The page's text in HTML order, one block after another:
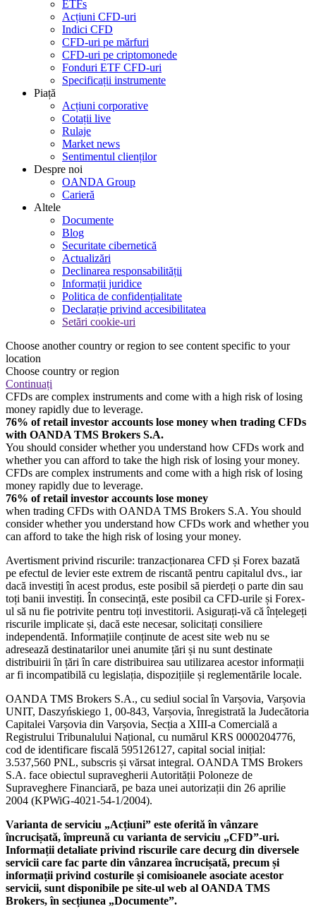
ETFs
Acțiuni CFD-uri
Indici CFD
CFD-uri pe mărfuri
CFD-uri pe criptomonede
Fonduri ETF CFD-uri
Specificații instrumente
Piață
Acțiuni corporative
Cotații live
Rulaje
Market news
Sentimentul clienților
Despre noi
OANDA Group
Carieră
Altele
Documente
Blog
Securitate cibernetică
Actualizări
Declinarea responsabilității
Informații juridice
Politica de confidențialitate
Declarație privind accesibilitatea
Setări cookie-uri
Choose another country or region to see content specific to your
location
Choose country or region
Continuați
CFDs are complex instruments and come with a high risk of losing
money rapidly due to leverage.
76% of retail investor accounts lose money when trading CFDs
with OANDA TMS Brokers S.A.
You should consider whether you understand how CFDs work and
whether you can afford to take the high risk of losing your money.
CFDs are complex instruments and come with a high risk of losing
money rapidly due to leverage.
76% of retail investor accounts lose money
when trading CFDs with OANDA TMS Brokers S.A. You should
consider whether you understand how CFDs work and whether you
can afford to take the high risk of losing your money.
Avertisment privind riscurile: tranzacționarea CFD și Forex bazată
pe efectul de levier este extrem de riscantă pentru capitalul dvs., iar
dacă investiți în acest produs, este posibil să pierdeți o parte din sau
toți banii investiți. În consecință, este posibil ca CFD-urile și Forex-
ul să nu fie potrivite pentru toți investitorii. Asigurați-vă că înțelegeți
riscurile implicate și, dacă este necesar, solicitați consiliere
independentă. Informațiile conținute de acest site web nu se
adresează destinatarilor unei anumite țări și nu sunt destinate
distribuirii în țări în care distribuirea sau utilizarea acestor informații
ar fi incompatibilă cu legislația, dispozițiile și reglementările locale.
OANDA TMS Brokers S.A., cu sediul social în Varșovia, Varșovia
UNIT, Daszyńskiego 1, 00-843, Varșovia, înregistrată la Judecătoria
Capitalei Varșovia din Varșovia, Secția a XIII-a Comercială a
Registrului Tribunalului Național, cu numărul KRS 0000204776,
cod de identificare fiscală 595126127, capital social inițial:
3.537,560 PNL, subscris și vărsat integral. OANDA TMS Brokers
S.A. face obiectul supravegherii Autorității Poloneze de
Supraveghere Financiară, pe baza unei autorizații din 26 aprilie
2004 (KPWiG-4021-54-1/2004).
Varianta de serviciu „Acțiuni” este oferită în vânzare
încrucișată, împreună cu varianta de serviciu „CFD”-uri.
Informații detaliate privind riscurile care decurg din diversele
servicii care fac parte din vânzarea încrucișată, precum și
informații privind costurile și comisioanele asociate acestor
servicii, sunt disponibile pe site-ul web al OANDA TMS
Brokers, în secțiunea „Documente”.